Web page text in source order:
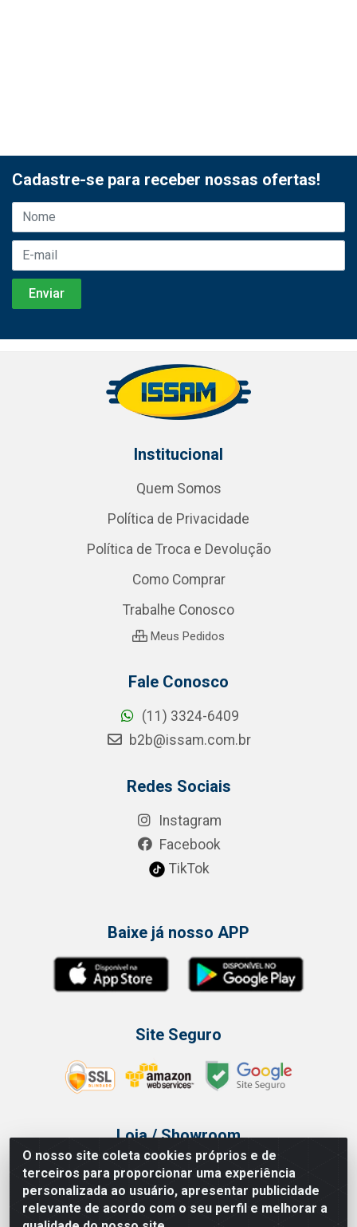
O nosso site coleta cookies próprios e de
terceiros para proporcionar uma experiência
personalizada ao usuário, apresentar publicidade
relevante de acordo com o seu perfil e melhorar a
Cadastre-se para receber nossas ofertas!
Institucional
Quem Somos
Política de Privacidade
Política de Troca e Devolução
Como Comprar
Trabalhe Conosco
Meus Pedidos
Fale Conosco
(11) 3324-6409
b2b@issam.com.br
Redes Sociais
Instagram
Facebook
TikTok
Baixe já nosso APP
Site Seguro
Loja / Showroom
Tel.: (11) 3314 6400
Av Vautier, 468 - Pari - São Paulo/SP